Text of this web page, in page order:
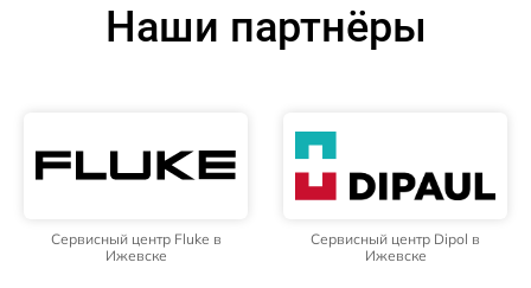
Наши партнёры
Сервисный центр Fluke в
Ижевске
Сервисный центр Dipol в
Ижевске